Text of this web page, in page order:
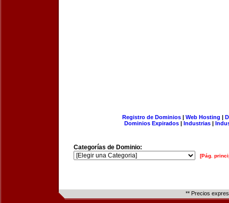
Registro de Dominios| Web Hosting |
Dominios Expirados | Industrias |
Categorías de Dominio:
[Pág.
** Precios